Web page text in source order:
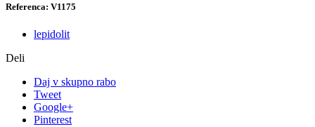
Referenca: V1175
lepidolit
Deli
Daj v skupno rabo
Tweet
Google+
Pinterest